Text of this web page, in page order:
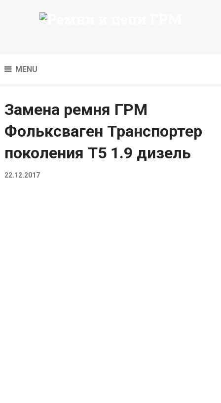
MENU
Замена ремня ГРМ
Фольксваген Транспортер
поколения Т5 1.9 дизель
22.12.2017